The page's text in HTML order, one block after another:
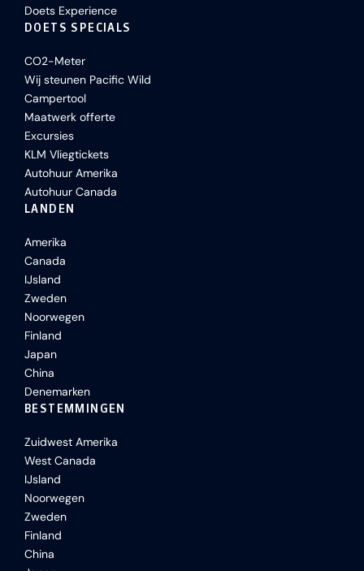
Doets Experience
DOETS SPECIALS
CO2-Meter
Wij steunen Pacific Wild
Campertool
Maatwerk offerte
Excursies
KLM Vliegtickets
Autohuur Amerika
Autohuur Canada
LANDEN
Amerika
Canada
IJsland
Zweden
Noorwegen
Finland
Japan
China
Denemarken
BESTEMMINGEN
Zuidwest Amerika
West Canada
IJsland
Noorwegen
Zweden
Finland
China